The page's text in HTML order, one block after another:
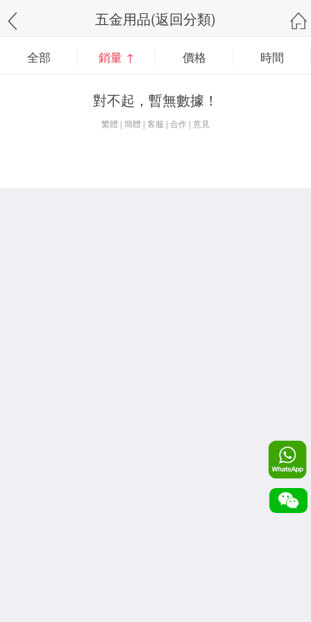
五金用品(返回分類)
全部 銷量 ↑ 價格 時間
對不起，暫無數據！
繁體 | 簡體 | 客服 | 合作 | 意見